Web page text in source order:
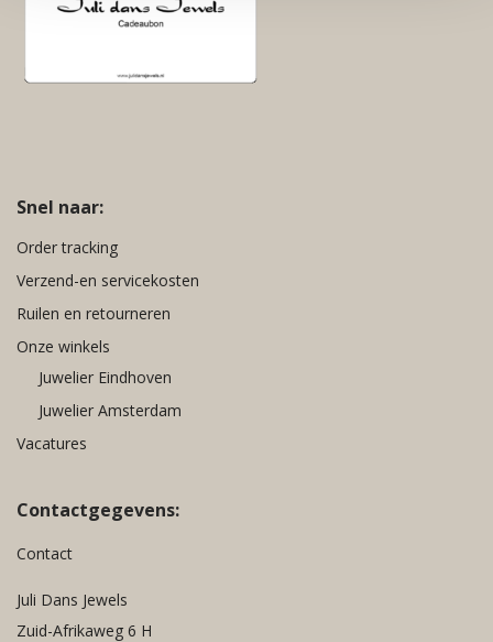
Snel naar:
Order tracking
Verzend-en servicekosten
Ruilen en retourneren
Onze winkels
Juwelier Eindhoven
Juwelier Amsterdam
Vacatures
Contactgegevens:
Contact
Juli Dans Jewels
Zuid-Afrikaweg 6 H